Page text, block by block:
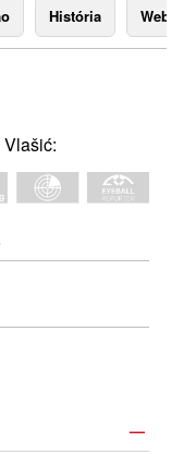
História
—